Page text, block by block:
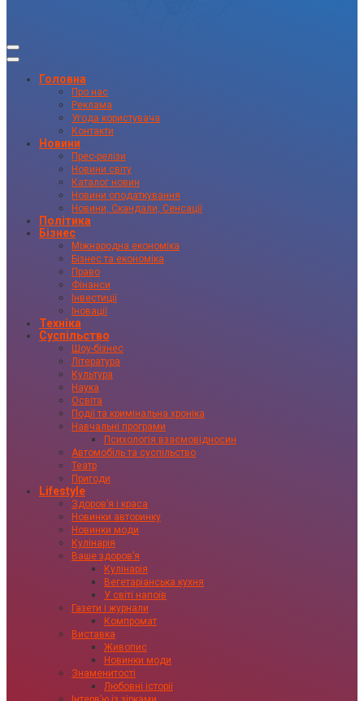
Головна
Про нас
Реклама
Угода користувача
Контакти
Новини
Прес-релізи
Новини світу
Каталог новин
Новини оподаткування
Новини, Скандали, Сенсації
Політика
Бізнес
Міжнародна економіка
Бізнес та економіка
Право
Фінанси
Інвестиції
Іновації
Техніка
Суспільство
Шоу-бізнес
Література
Культура
Наука
Освіта
Події та кримінальна хроніка
Навчальні програми
Психологія взаємовідносин
Автомобіль та суспільство
Театр
Пригоди
Lifestyle
Здоровʼя і краса
Новинки авторинку
Новинки моди
Кулінарія
Ваше здоровʼя
Кулінарія
Вегетаріанська кухня
У світі напоїв
Газети і журнали
Компромат
Виставка
Живопис
Новинки моди
Знаменитості
Любовні історії